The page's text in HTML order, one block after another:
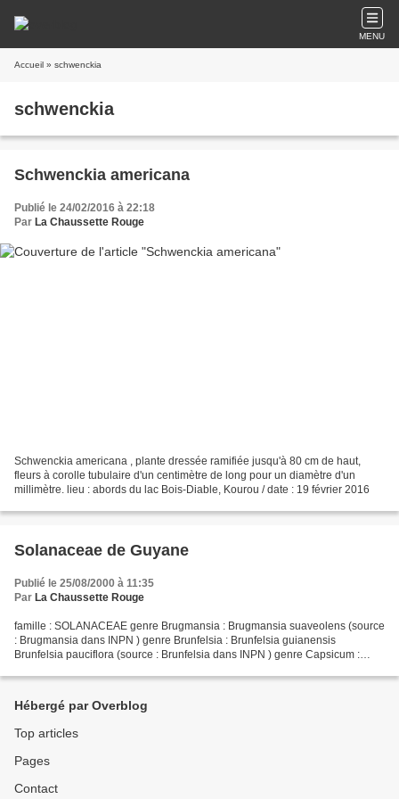
MENU
Accueil » schwenckia
schwenckia
Schwenckia americana
Publié le 24/02/2016 à 22:18
Par La Chaussette Rouge
Schwenckia americana , plante dressée ramifiée jusqu'à 80 cm de haut,
fleurs à corolle tubulaire d'un centimètre de long pour un diamètre d'un
millimètre. lieu : abords du lac Bois-Diable, Kourou / date : 19 février 2016
Solanaceae de Guyane
Publié le 25/08/2000 à 11:35
Par La Chaussette Rouge
famille : SOLANACEAE genre Brugmansia : Brugmansia suaveolens (source
: Brugmansia dans INPN ) genre Brunfelsia : Brunfelsia guianensis
Brunfelsia pauciflora (source : Brunfelsia dans INPN ) genre Capsicum :
Hébergé par Overblog
Top articles
Pages
Contact